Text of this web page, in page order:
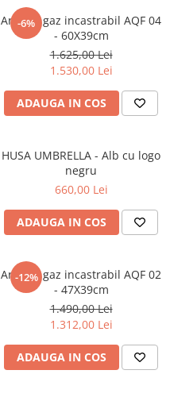
-6%
Arzator gaz incastrabil AQF 04
- 60X39cm
1.625,00 Lei
1.530,00 Lei
ADAUGA IN COS
HUSA UMBRELLA - Alb cu logo
negru
660,00 Lei
ADAUGA IN COS
-12%
Arzator gaz incastrabil AQF 02
- 47X39cm
1.490,00 Lei
1.312,00 Lei
ADAUGA IN COS